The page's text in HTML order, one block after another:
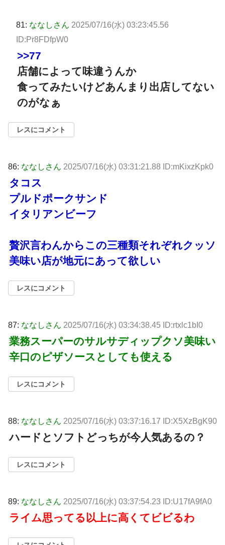
81: ななしさん 2025/07/16(水) 03:23:45.56
ID:Pr8FDfpW0
>>77
店舗によって味違うんか
食ってみたいけどあんまり出店してない
のがなぁ
レスにコメント
86: ななしさん 2025/07/16(水) 03:31:21.88 ID:mKixzKpk0
タコス
プルドポークサンド
イタリアンビーフ
贅沢言わんからこの三種類それぞれクッソ
美味い店が地元にあって欲しい
レスにコメント
87: ななしさん 2025/07/16(水) 03:34:38.45 ID:rtxlc1bI0
業務スーパーのサルサディップクソ美味い
辛口のピザソースとしても使える
レスにコメント
88: ななしさん 2025/07/16(水) 03:37:16.17 ID:X5XzBgK90
ハードとソフトどっちが今人気あるの？
レスにコメント
89: ななしさん 2025/07/16(水) 03:37:54.23 ID:U17fA9fA0
ライム思ってる以上に高くてビビるわ